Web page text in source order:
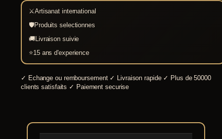
⚔Artisanat international
🛡Produits selectionnes
🚚Livraison suivie
⭐15 ans d'experience
✓ Echange ou remboursement ✓ Livraison rapide ✓ Plus de 50000
clients satisfaits ✓ Paiement securise